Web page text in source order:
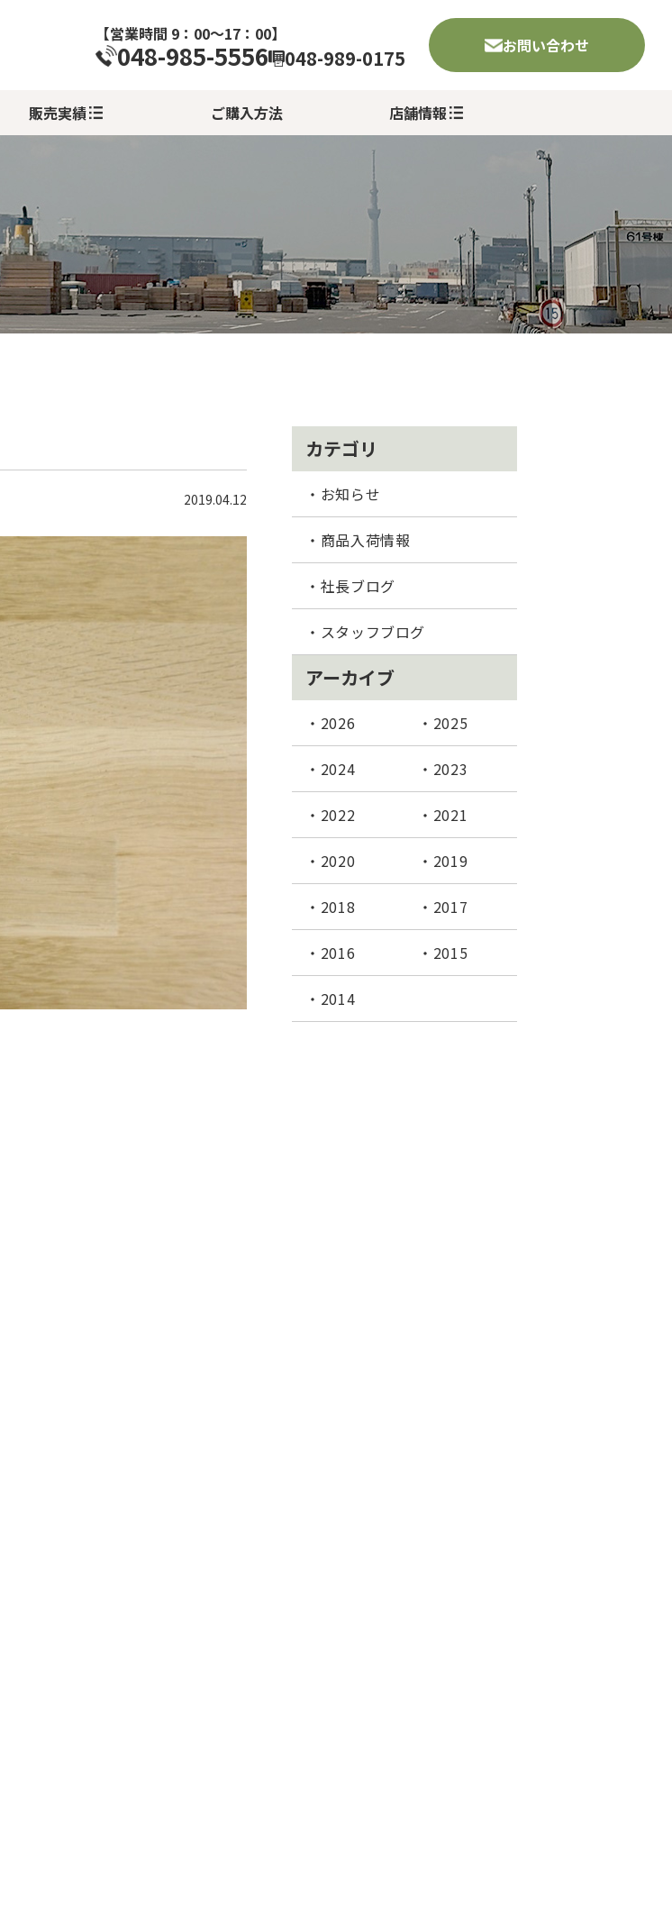
【営業時間 9：00～17：00】
048-985-5556 048-989-0175 お問い合わせ
販売実績 ご購入方法 店舗情報
2019.04.12
カテゴリ
お知らせ
商品入荷情報
社長ブログ
スタッフブログ
アーカイブ
2026 2025
2024 2023
2022 2021
2020 2019
2018 2017
2016 2015
2014